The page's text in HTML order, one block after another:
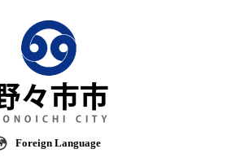
Foreign Language